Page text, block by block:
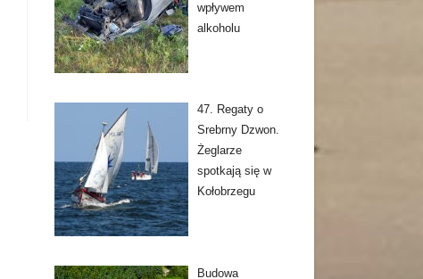
wpływem
alkoholu
47. Regaty o
Srebrny Dzwon.
Żeglarze
spotkają się w
Kołobrzegu
Budowa